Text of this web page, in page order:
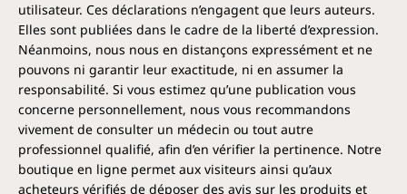
utilisateur. Ces déclarations n’engagent que leurs auteurs.
Elles sont publiées dans le cadre de la liberté d’expression.
Néanmoins, nous nous en distançons expressément et ne
pouvons ni garantir leur exactitude, ni en assumer la
responsabilité. Si vous estimez qu’une publication vous
concerne personnellement, nous vous recommandons
vivement de consulter un médecin ou tout autre
professionnel qualifié, afin d’en vérifier la pertinence. Notre
boutique en ligne permet aux visiteurs ainsi qu’aux
acheteurs vérifiés de déposer des avis sur les produits et